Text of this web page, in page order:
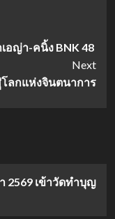
อญ่า-คนิ้ง BNK 48
Next
ลกแห่งจินตนาการ
เข้าวัดทำบุญ